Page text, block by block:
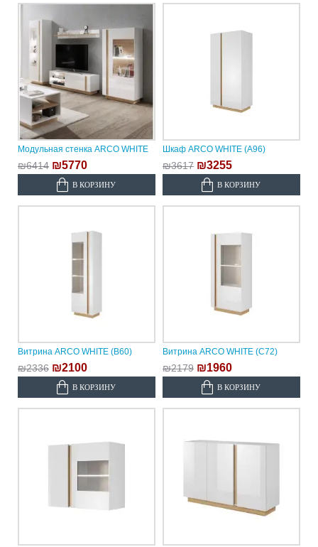
Модульная стенка ARCO WHITE
₪6414 ₪5770
В КОРЗИНУ
Шкаф ARCO WHITE (A96)
₪3617 ₪3255
В КОРЗИНУ
Витрина ARCO WHITE (B60)
₪2336 ₪2100
В КОРЗИНУ
Витрина ARCO WHITE (C72)
₪2179 ₪1960
В КОРЗИНУ